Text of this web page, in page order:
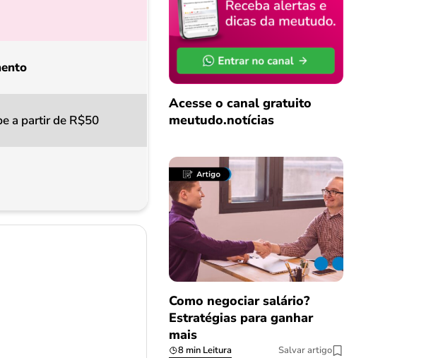
a partir de R$50
Acesse o canal gratuito
meutudo.notícias
Como negociar salário?
Estratégias para ganhar
mais
8 min Leitura Salvar artigo